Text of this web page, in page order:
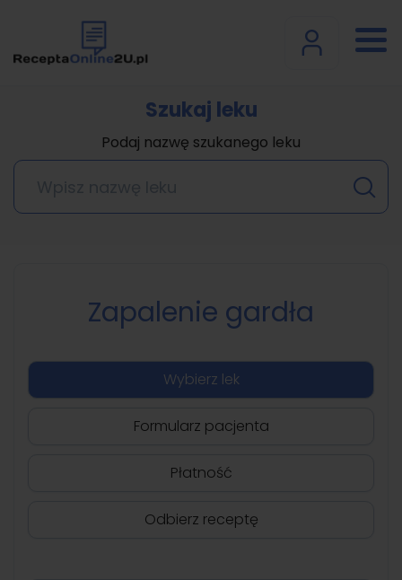
Szukaj leku
Podaj nazwę szukanego leku
Zapalenie gardła
Wybierz lek
Formularz pacjenta
Płatność
Odbierz receptę